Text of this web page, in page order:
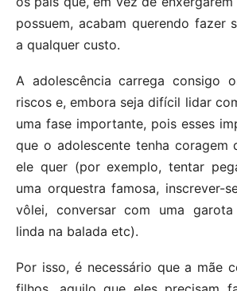
possuem, acabam querendo fazer
a qualquer custo.
A adolescência carrega consigo
riscos e, embora seja difícil lidar
uma fase importante, pois esses
que o adolescente tenha coragem
ele quer (por exemplo, tentar
uma orquestra famosa, inscrever-
vôlei, conversar com uma
linda na balada etc).
Por isso, é necessário que a mãe